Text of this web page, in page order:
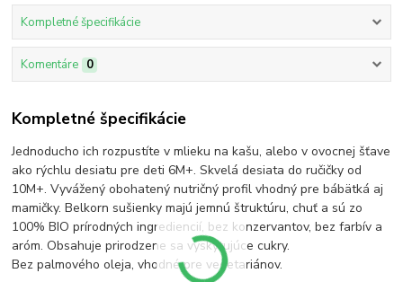
Kompletné špecifikácie
Komentáre 0
Kompletné špecifikácie
Jednoducho ich rozpustíte v mlieku na kašu, alebo v ovocnej šťave
ako rýchlu desiatu pre deti 6M+. Skvelá desiata do ručičky od
10M+. Vyvážený obohatený nutričný profil vhodný pre bábätká aj
mamičky. Belkorn sušienky majú jemnú štruktúru, chuť a sú zo
100% BIO prírodných ingrediencií, bez konzervantov, bez farbív a
aróm. Obsahuje prirodzene sa vyskytujúce cukry.
Bez palmového oleja, vhodné pre vegetariánov.